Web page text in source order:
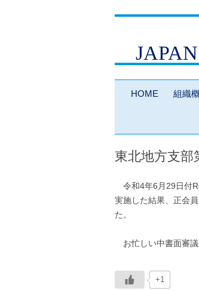
HOME 組織
東北地方支部
令和4年6月29日付
実施した結果、正会
た。
お忙しい中書面審議
+1